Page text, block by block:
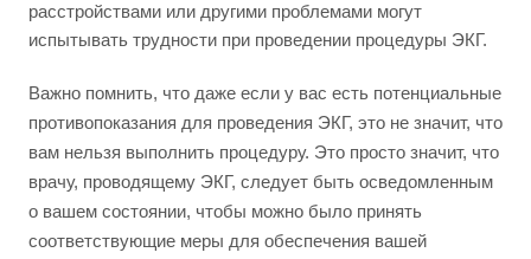
расстройствами или другими проблемами могут
испытывать трудности при проведении процедуры ЭКГ.
Важно помнить, что даже если у вас есть потенциальные
противопоказания для проведения ЭКГ, это не значит, что
вам нельзя выполнить процедуру. Это просто значит, что
врачу, проводящему ЭКГ, следует быть осведомленным
о вашем состоянии, чтобы можно было принять
соответствующие меры для обеспечения вашей